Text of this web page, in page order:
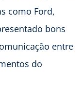
como Ford,
bons
entre
do